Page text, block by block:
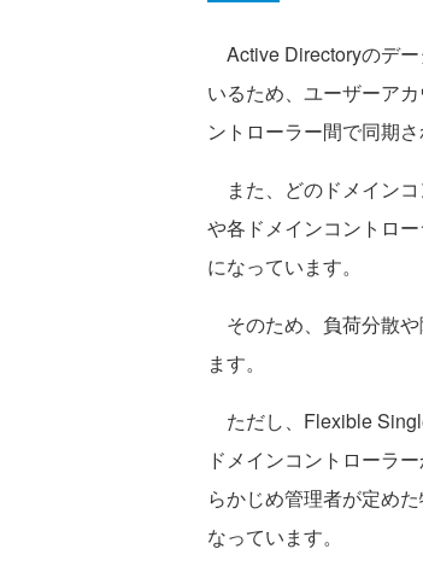
Active Directoryのデ
いるため、ユーザーア
ントローラー間で同期さ
また、どのドメイン
や各ドメインコントロ
になっています。
そのため、負荷分散
ます。
ただし、Flexible
ドメインコントローラ
らかじめ管理者が定め
なっています。